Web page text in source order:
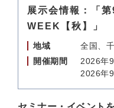
展示会情報：「
WEEK【秋】」
地域
全国、
開催期間
2026年
2026年